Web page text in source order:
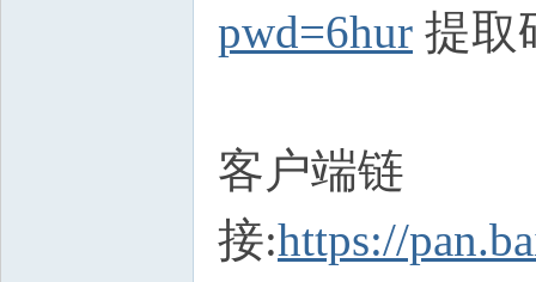
pwd=6hur 提取
客户端链
接:https://